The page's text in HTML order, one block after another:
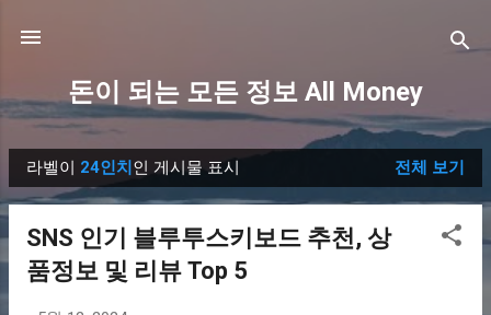
돈이 되는 모든 정보 All Money
글
라벨이 24인치인 게시물 표시 전체 보기
SNS 인기 블루투스키보드 추천, 상
품정보 및 리뷰 Top 5